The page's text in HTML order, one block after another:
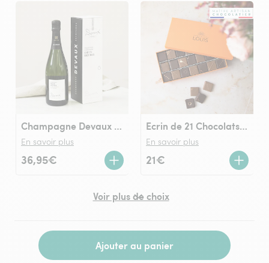
Champagne Devaux Cœur des Bar Blanc de Noirs
En savoir plus
36,95€
Ecrin de 21 Chocolats LOUIS noir et lait
En savoir plus
21€
Voir plus de choix
Ajouter au panier